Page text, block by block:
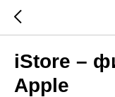
iStore –
Apple